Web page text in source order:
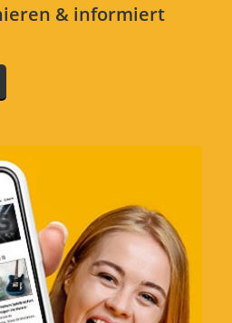
Sprachen
bewerten
& informiert